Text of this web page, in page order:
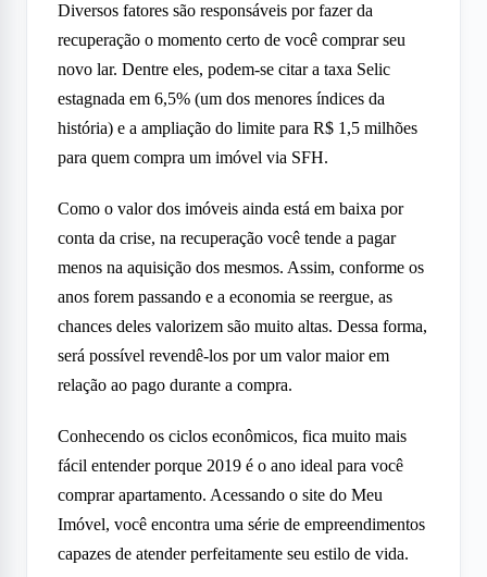
Diversos fatores são responsáveis por fazer da
recuperação o momento certo de você comprar seu
novo lar. Dentre eles, podem-se citar a taxa Selic
estagnada em 6,5% (um dos menores índices da
história) e a ampliação do limite para R$ 1,5 milhões
para quem compra um imóvel via SFH.
Como o valor dos imóveis ainda está em baixa por
conta da crise, na recuperação você tende a pagar
menos na aquisição dos mesmos. Assim, conforme os
anos forem passando e a economia se reergue, as
chances deles valorizem são muito altas. Dessa forma,
será possível revendê-los por um valor maior em
relação ao pago durante a compra.
Conhecendo os ciclos econômicos, fica muito mais
fácil entender porque 2019 é o ano ideal para você
comprar apartamento. Acessando o site do Meu
Imóvel, você encontra uma série de empreendimentos
capazes de atender perfeitamente seu estilo de vida.